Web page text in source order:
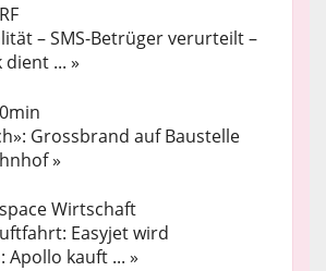
– SMS-Betrüger verurteilt –
... »
Grossbrand auf Baustelle
»
Easyjet wird
Apollo kauft ... »